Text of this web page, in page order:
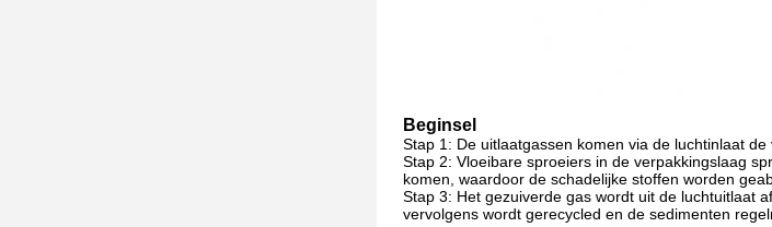
Beginsel
Stap 1: De uitlaatgassen komen via de luchtinlaat
Stap 2: Vloeibare sproeiers in de verpakkingslaag
komen, waardoor de schadelijke stoffen worden
Stap 3: Het gezuiverde gas wordt uit de luchtuitlaat
vervolgens wordt gerecycled en de sedimenten